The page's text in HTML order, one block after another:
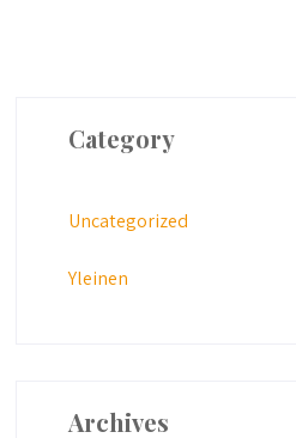
Category
Uncategorized
Yleinen
Archives